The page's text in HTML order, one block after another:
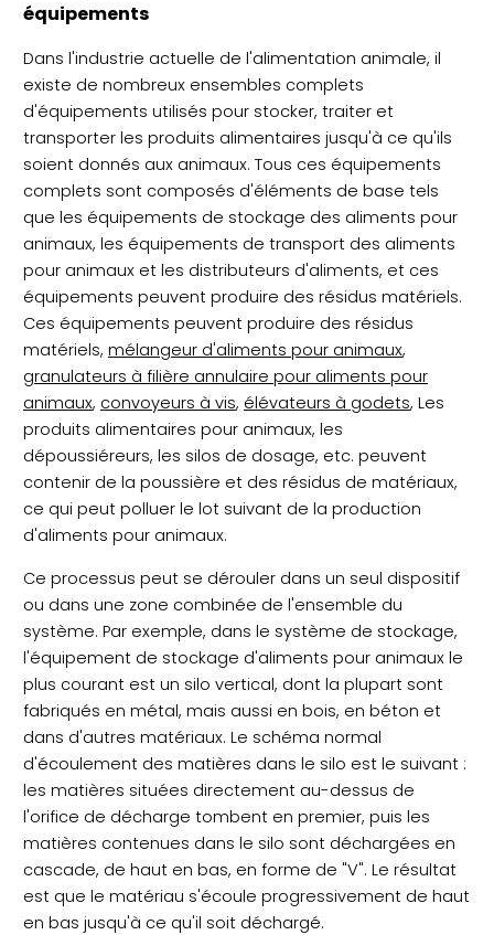
équipements
Dans l'industrie actuelle de l'alimentation animale, il
existe de nombreux ensembles complets
d'équipements utilisés pour stocker, traiter et
transporter les produits alimentaires jusqu'à ce qu'ils
soient donnés aux animaux. Tous ces équipements
complets sont composés d'éléments de base tels
que les équipements de stockage des aliments pour
animaux, les équipements de transport des aliments
pour animaux et les distributeurs d'aliments, et ces
équipements peuvent produire des résidus matériels.
Ces équipements peuvent produire des résidus
matériels, mélangeur d'aliments pour animaux,
granulateurs à filière annulaire pour aliments pour
animaux, convoyeurs à vis, élévateurs à godets, Les
produits alimentaires pour animaux, les
dépoussiéreurs, les silos de dosage, etc. peuvent
contenir de la poussière et des résidus de matériaux,
ce qui peut polluer le lot suivant de la production
d'aliments pour animaux.
Ce processus peut se dérouler dans un seul dispositif
ou dans une zone combinée de l'ensemble du
système. Par exemple, dans le système de stockage,
l'équipement de stockage d'aliments pour animaux le
plus courant est un silo vertical, dont la plupart sont
fabriqués en métal, mais aussi en bois, en béton et
dans d'autres matériaux. Le schéma normal
d'écoulement des matières dans le silo est le suivant :
les matières situées directement au-dessus de
l'orifice de décharge tombent en premier, puis les
matières contenues dans le silo sont déchargées en
cascade, de haut en bas, en forme de "V". Le résultat
est que le matériau s'écoule progressivement de haut
en bas jusqu'à ce qu'il soit déchargé.